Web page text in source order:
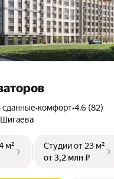
сданные•комфорт•4.6 (82)
Шигаева
м²
Студииот 23 м²
от 3,2 млн ₽